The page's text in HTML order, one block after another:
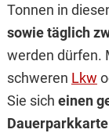
Tonnen in
sowie täglich
werden dürfen.
schweren Lkw
Sie sich einen